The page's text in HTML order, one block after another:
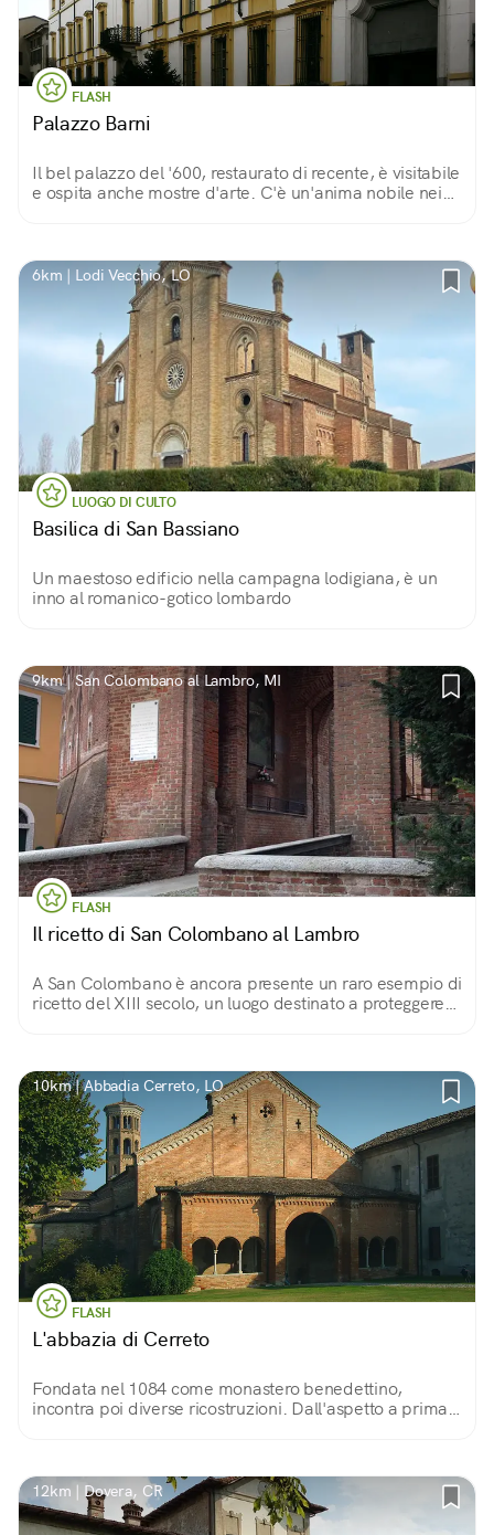
FLASH
Palazzo Barni
Il bel palazzo del '600, restaurato di recente, è visitabile
e ospita anche mostre d'arte. C'è un'anima nobile nei
6km | Lodi Vecchio, LO
LUOGO DI CULTO
Basilica di San Bassiano
Un maestoso edificio nella campagna lodigiana, è un
inno al romanico-gotico lombardo
9km | San Colombano al Lambro, MI
FLASH
Il ricetto di San Colombano al Lambro
A San Colombano è ancora presente un raro esempio di
ricetto del XIII secolo, un luogo destinato a proteggere
10km | Abbadia Cerreto, LO
FLASH
L'abbazia di Cerreto
Fondata nel 1084 come monastero benedettino,
incontra poi diverse ricostruzioni. Dall'aspetto a prima
12km | Dovera, CR